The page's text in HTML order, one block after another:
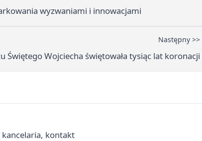
wyzwaniami i innowacjami
Następny >>
Świętego Wojciecha świętowała tysiąc lat koronacji
kancelaria, kontakt